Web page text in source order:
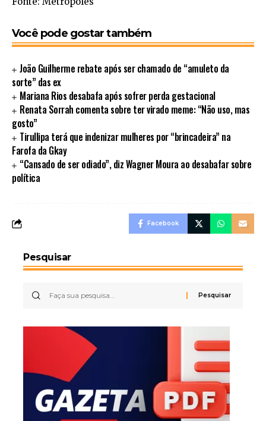
Você pode gostar também
João Guilherme rebate após ser chamado de “amuleto da
sorte” das ex
Mariana Rios desabafa após sofrer perda gestacional
Renata Sorrah comenta sobre ter virado meme: “Não uso, mas
gosto”
Tirullipa terá que indenizar mulheres por “brincadeira” na
Farofa da Gkay
“Cansado de ser odiado”, diz Wagner Moura ao desabafar sobre
política
Facebook
Pesquisar